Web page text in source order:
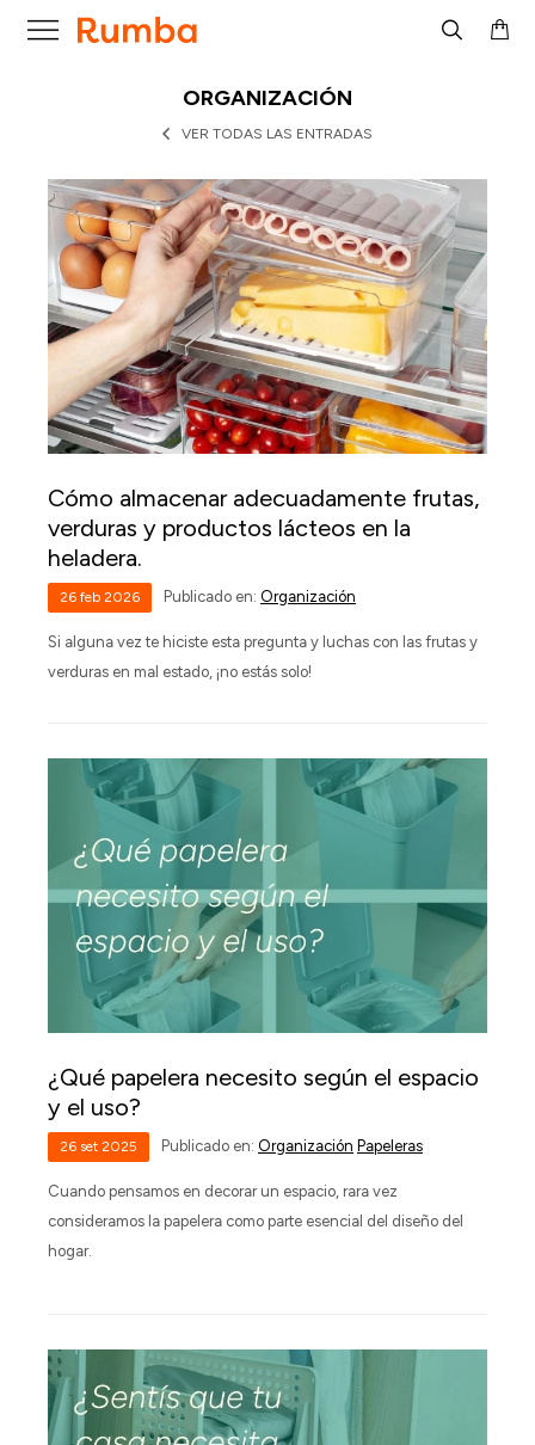

ORGANIZACIÓN
VER TODAS LAS ENTRADAS
Cómo almacenar adecuadamente frutas,
verduras y productos lácteos en la
heladera.
26 feb 2026 Publicado en: Organización
Si alguna vez te hiciste esta pregunta y luchas con las frutas y
verduras en mal estado, ¡no estás solo!
¿Qué papelera necesito según el espacio
y el uso?
26 set 2025 Publicado en: Organización Papeleras
Cuando pensamos en decorar un espacio, rara vez
consideramos la papelera como parte esencial del diseño del
hogar.